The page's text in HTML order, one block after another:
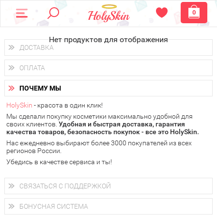
0
Нет продуктов для отображения
ДОСТАВКА
Доставка осуществляетсяпо всем городам России.
Вы можете выбрать доставку курьером, Почтой России или
получить заказ в пунктах выдачи PickPoint или пункте
самовывоза.
В 20 городах России доставка осуществляется ужена
следующий день.
у Вас всегда есть возможность получитьбесплатную
доставку от HolySkin.
подробнее об условиях доставки и оплаты в Вашем городе
ОПЛАТА
Вы можете оплатить свой заказ любым удобным способом:
наличными деньгами (
через интернет-банк (Альфа-банк, Сбербанк) и другими
электронными способами.
ПОЧЕМУ МЫ
HolySkin - красота в один клик!
Мы сделали покупку косметики максимально удобной для
своих клиентов. Удобная и быстрая доставка, гарантия
качества товаров, безопасность покупок - все это HolySkin.
Нас ежедневно выбирают более 3000 покупателей из всех
регионов России.
Убедись в качестве сервиса и ты!
СВЯЗАТЬСЯ С ПОДДЕРЖКОЙ
+7 (800) 707-24-55
Мы будем рады ответить на все Ваши вопросы по работе
магазина, проконсультировать по товарам, рассказать о
БОНУСНАЯ СИСТЕМА